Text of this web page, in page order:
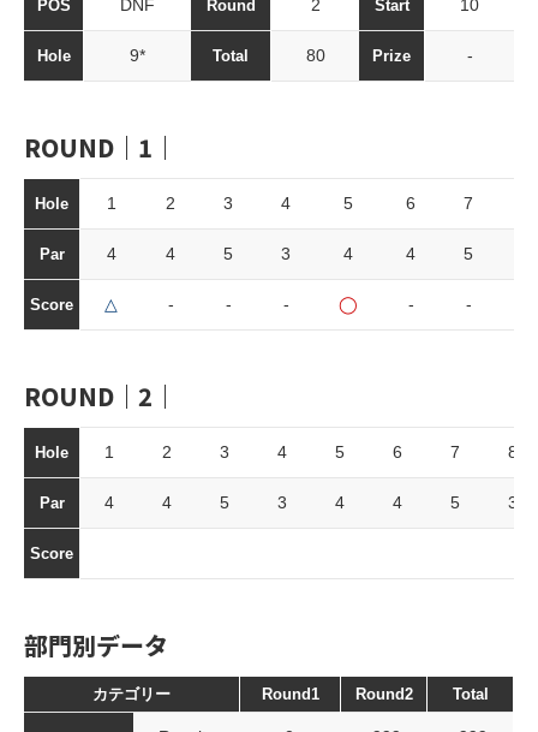
POS DNF Round 2 Start 10
Hole 9* Total 80 Prize -
ROUND｜1｜
Hole 1 2 3 4 5 6 7
Par 4 4 5 3 4 4 5
Score △ - - - ◯ - -
ROUND｜2｜
Hole 1 2 3 4 5 6 7 8
Par 4 4 5 3 4 4 5 3
Score
部門別データ
カテゴリー Round1 Round2 Total